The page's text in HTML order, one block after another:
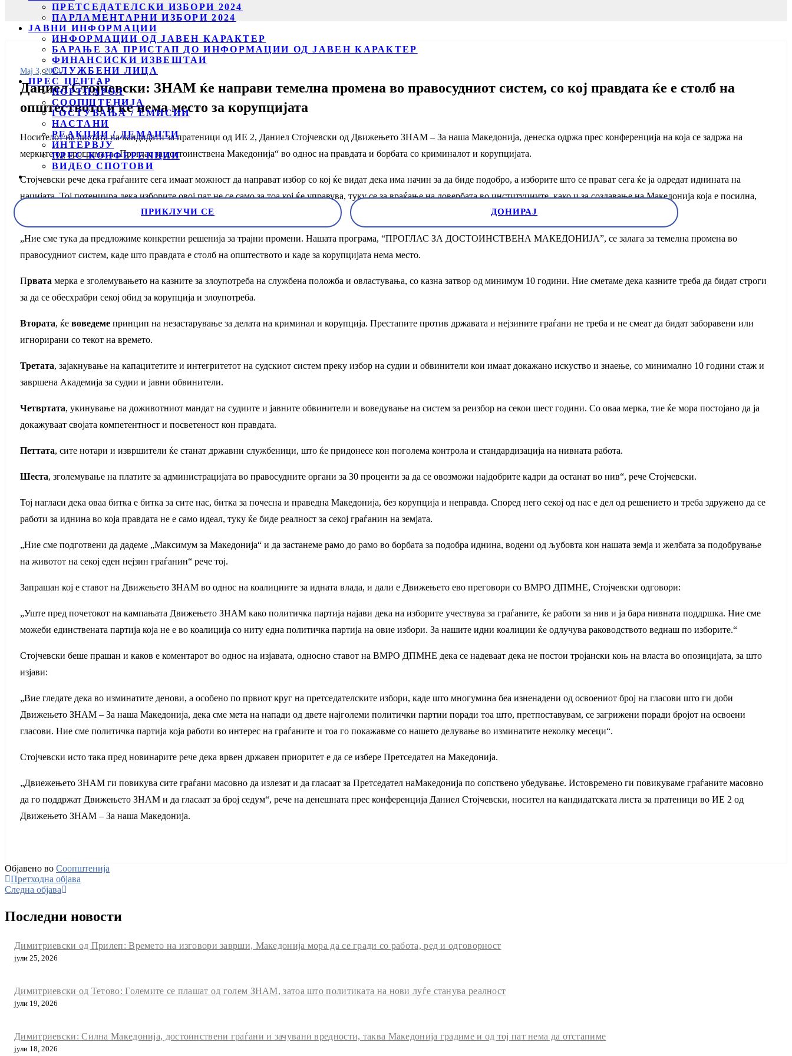
ПРЕТСЕДАТЕЛСКИ ИЗБОРИ 2024
ПАРЛАМЕНТАРНИ ИЗБОРИ 2024
ЈАВНИ ИНФОРМАЦИИ
ИНФОРМАЦИИ ОД ЈАВЕН КАРАКТЕР
БАРАЊЕ ЗА ПРИСТАП ДО ИНФОРМАЦИИ ОД ЈАВЕН КАРАКТЕР
ФИНАНСИСКИ ИЗВЕШТАИ
СЛУЖБЕНИ ЛИЦА
ПРЕС ЦЕНТАР
ПОРТПАРОЛ
СООПШТЕНИЈА
ГОСТУВАЊА / ЕМИСИИ
НАСТАНИ
РЕАКЦИИ / ДЕМАНТИ
ИНТЕРВЈУ
ПРЕС-КОНФЕРЕНЦИИ
ВИДЕО СПОТОВИ
ПРИКЛУЧИ СЕ ДОНИРАЈ
Мај 3, 2024
Даниел Стојчевски: ЗНАМ ќе направи темелна промена во правосудниот систем, со кој правдата ќе е столб на
општеството и ќе нема место за корупцијата
Носителот на листата на кандидати за пратеници од ИЕ 2, Даниел Стојчевски од Движењето ЗНАМ – За наша Македонија, денеска одржа прес конференција на која се задржа на
мерките од програмата „Проглас за достоинствена Македонија“ во однос на правдата и борбата со криминалот и корупцијата.
Стојчевски рече дека граѓаните сега имаат можност да направат избор со кој ќе видат дека има начин за да биде подобро, а изборите што се прават сега ќе ја одредат иднината на
нацијата. Тој потенцира дека изборите овој пат не се само за тоа кој ќе управува, туку се за враќање на довербата во институциите, како и за создавање на Македонија која е посилна,
„Ние сме тука да предложиме конкретни решенија за трајни промени. Нашата програма, “ПРОГЛАС ЗА ДОСТОИНСТВЕНА МАКЕДОНИЈА”, се залага за темелна промена во
правосудниот систем, каде што правдата е столб на општеството и каде за корупцијата нема место.
Првата мерка е зголемувањето на казните за злоупотреба на службена положба и овластувања, со казна затвор од минимум 10 години. Ние сметаме дека казните треба да бидат строги
за да се обесхрабри секој обид за корупција и злоупотреба.
Втората, ќе воведеме принцип на незастарување за делата на криминал и корупција. Престапите против државата и нејзините граѓани не треба и не смеат да бидат заборавени или
игнорирани со текот на времето.
Третата, зајакнување на капацитетите и интегритетот на судскиот систем преку избор на судии и обвинители кои имаат докажано искуство и знаење, со минимално 10 години стаж и
завршена Академија за судии и јавни обвинители.
Четвртата, укинување на доживотниот мандат на судиите и јавните обвинители и воведување на систем за реизбор на секои шест години. Со оваа мерка, тие ќе мора постојано да ја
докажуваат својата компетентност и посветеност кон правдата.
Петтата, сите нотари и извршители ќе станат државни службеници, што ќе придонесе кон поголема контрола и стандардизација на нивната работа.
Шеста, зголемување на платите за администрацијата во правосудните органи за 30 проценти за да се овозможи најдобрите кадри да останат во нив“, рече Стојчевски.
Тој нагласи дека оваа битка е битка за сите нас, битка за почесна и праведна Македонија, без корупција и неправда. Според него секој од нас е дел од решението и треба здружено да се
работи за иднина во која правдата не е само идеал, туку ќе биде реалност за секој граѓанин на земјата.
„Ние сме подготвени да дадеме „Максимум за Македонија“ и да застанеме рамо до рамо во борбата за подобра иднина, водени од љубовта кон нашата земја и желбата за подобрување
на животот на секој еден нејзин граѓанин“ рече тој.
Запрашан кој е ставот на Движењето ЗНАМ во однос на коалициите за идната влада, и дали е Движењето ево преговори со ВМРО ДПМНЕ, Стојчевски одговори:
„Уште пред почетокот на кампањата Движењето ЗНАМ како политичка партија најави дека на изборите учествува за граѓаните, ќе работи за нив и ја бара нивната поддршка. Ние сме
можеби единствената партија која не е во коалиција со ниту една политичка партија на овие избори. За нашите идни коалиции ќе одлучува раководството веднаш по изборите.“
Стојчевски беше прашан и каков е коментарот во однос на изјавата, односно ставот на ВМРО ДПМНЕ дека се надеваат дека не постои тројански коњ на власта во опозицијата, за што
изјави:
„Вие гледате дека во изминатите денови, а особено по првиот круг на претседателските избори, каде што многумина беа изненадени од освоениот број на гласови што ги доби
Движењето ЗНАМ – За наша Македонија, дека сме мета на напади од двете најголеми политички партии поради тоа што, претпоставувам, се загрижени поради бројот на освоени
гласови. Ние сме политичка партија која работи во интерес на граѓаните и тоа го покажавме со нашето делување во изминатите неколку месеци“.
Стојчевски исто така пред новинарите рече дека врвен државен приоритет е да се избере Претседател на Македонија.
„Двиежењето ЗНАМ ги повикува сите граѓани масовно да излезат и да гласаат за Претседател наМакедонија по сопствено убедување. Истовремено ги повикуваме граѓаните масовно
да го поддржат Движењето ЗНАМ и да гласаат за број седум“, рече на денешната прес конференција Даниел Стојчевски, носител на кандидатската листа за пратеници во ИЕ 2 од
Движењето ЗНАМ – За наша Македонија.
Објавено во Соопштенија
Претходна објава
Следна објава
Последни новости
Димитриевски од Прилеп: Времето на изговори заврши, Македонија мора да се гради со работа, ред и одговорност
јули 25, 2026
Димитриевски од Тетово: Големите се плашат од голем ЗНАМ, затоа што политиката на нови луѓе станува реалност
јули 19, 2026
Димитриевски: Силна Македонија, достоинствени граѓани и зачувани вредности, таква Македонија градиме и од тој пат нема да отстапиме
јули 18, 2026